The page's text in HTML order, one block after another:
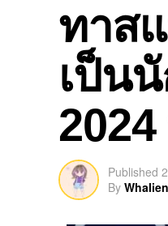
ทาส
เป็น
Published
By